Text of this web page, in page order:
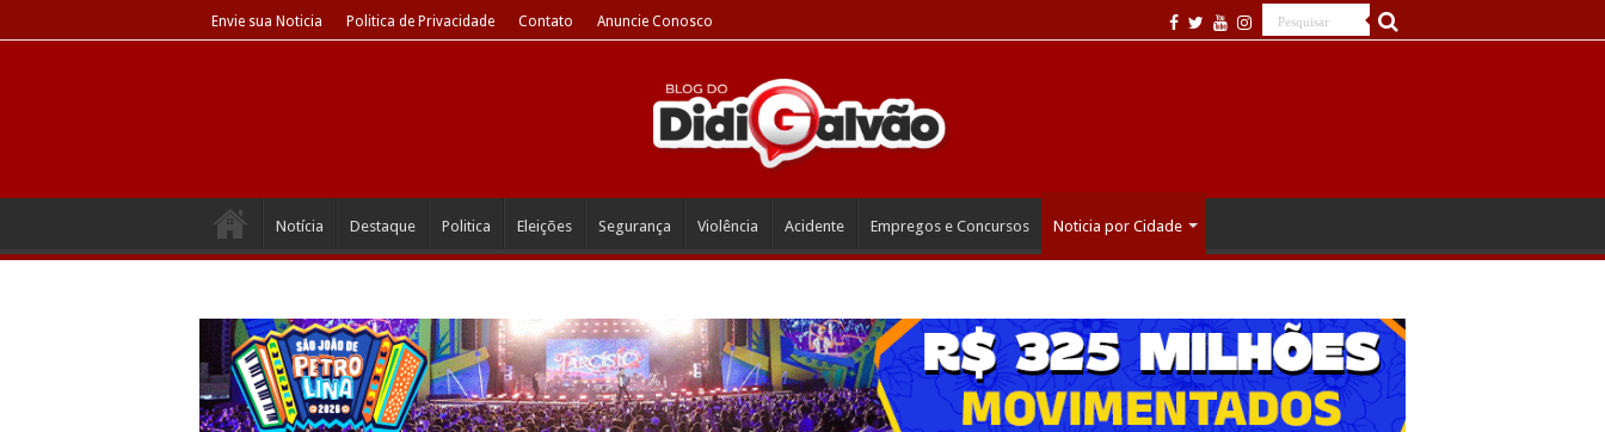
Envie sua Noticia Politica de Privacidade Contato Anuncie Conosco
Notícia Destaque Politica Eleições Segurança Violência Acidente Empregos e Concursos Noticia por Cidade